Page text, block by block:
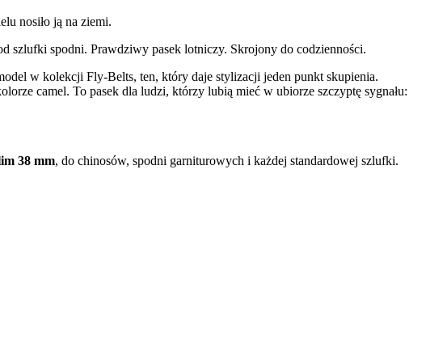
nosiło ją na ziemi.
szlufki spodni. Prawdziwy pasek lotniczy. Skrojony do codzienności.
w kolekcji Fly-Belts, ten, który daje stylizacji jeden punkt skupienia.
camel. To pasek dla ludzi, którzy lubią mieć w ubiorze szczyptę sygnału:
38 mm, do chinosów, spodni garniturowych i każdej standardowej szlufki.